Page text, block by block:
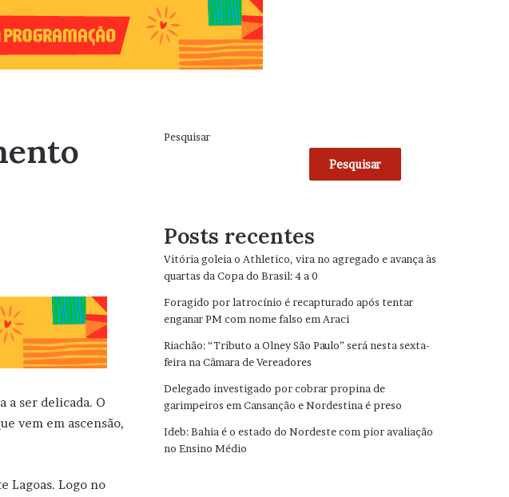
a ser delicada. O
vem em ascensão,
Lagoas. Logo no
Pesquisar
Pesquisar
Posts recentes
Vitória goleia o Athletico, vira no agregado e avança às
quartas da Copa do Brasil: 4 a 0
Foragido por latrocínio é recapturado após tentar
enganar PM com nome falso em Araci
Riachão: “Tributo a Olney São Paulo” será nesta sexta-
feira na Câmara de Vereadores
Delegado investigado por cobrar propina de
garimpeiros em Cansanção e Nordestina é preso
Ideb: Bahia é o estado do Nordeste com pior avaliação
no Ensino Médio